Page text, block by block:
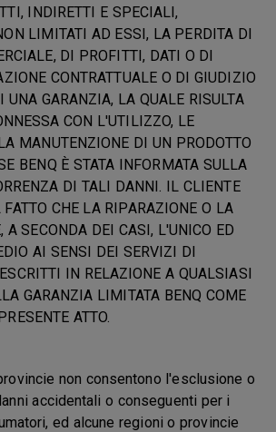
INDIRETTI E SPECIALI,
LIMITATI AD ESSI, LA PERDITA DI
DI PROFITTI, DATI O DI
CONTRATTUALE O DI GIUDIZIO
UNA GARANZIA, LA QUALE RISULTA
CON L'UTILIZZO, LE
MANUTENZIONE DI UN PRODOTTO
BENQ È STATA INFORMATA SULLA
DI TALI DANNI. IL CLIENTE
FATTO CHE LA RIPARAZIONE O LA
A SECONDA DEI CASI, L'UNICO ED
AI SENSI DEI SERVIZI DI
IN RELAZIONE A QUALSIASI
GARANZIA LIMITATA BENQ COME
ATTO.
non consentono l'esclusione o
accidentali o conseguenti per i
ed alcune regioni o provincie